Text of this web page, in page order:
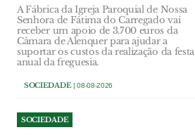
A Fábrica da Igreja Paroquial de Nossa
Senhora de Fátima do Carregado vai
receber um apoio de 3.700 euros da
Câmara de Alenquer para ajudar a
suportar os custos da realização da festa
anual da freguesia.
SOCIEDADE| 08-08-2026
SOCIEDADE